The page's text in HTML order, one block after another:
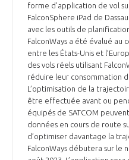
forme d’application de vol
FalconSphere iPad de
avec les outils de
FalconWays a été évalué au
entre les États-Unis et
des vols réels utilisant
réduire leur consommation
L’optimisation de la
être effectuée avant ou
équipés de SATCOM
données en cours de route
d’optimiser davantage la
FalconWays débutera sur le